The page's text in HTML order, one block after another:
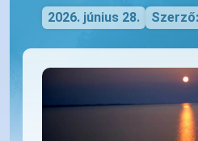
2026. június 28.